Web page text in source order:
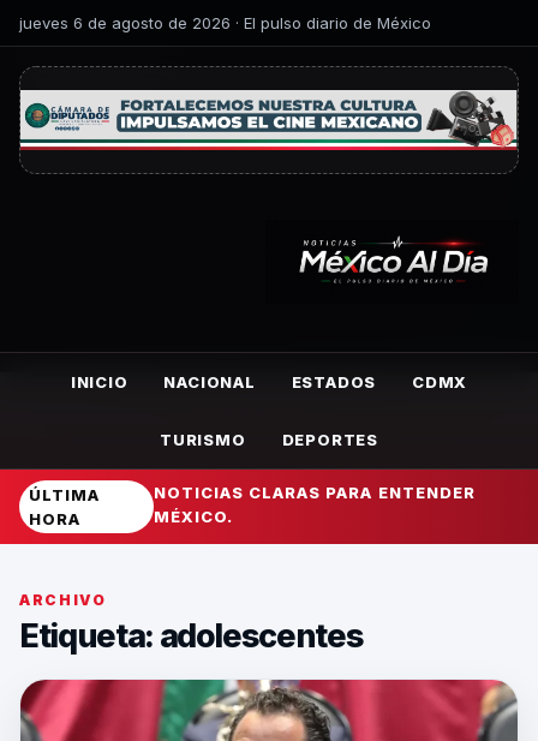
jueves 6 de agosto de 2026 · El pulso diario de México
INICIO NACIONAL ESTADOS CDMX
TURISMO DEPORTES
ÚLTIMA
HORA
NOTICIAS CLARAS PARA ENTENDER
MÉXICO.
ARCHIVO
Etiqueta: adolescentes